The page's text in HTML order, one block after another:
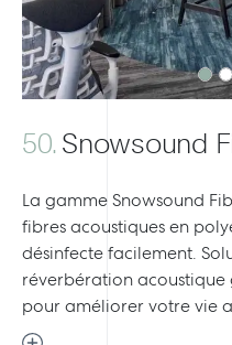
50.Snowsound
La gamme Snowsound
fibres acoustiques en
désinfecte facilement.
réverbération acoustique
pour améliorer votre vie